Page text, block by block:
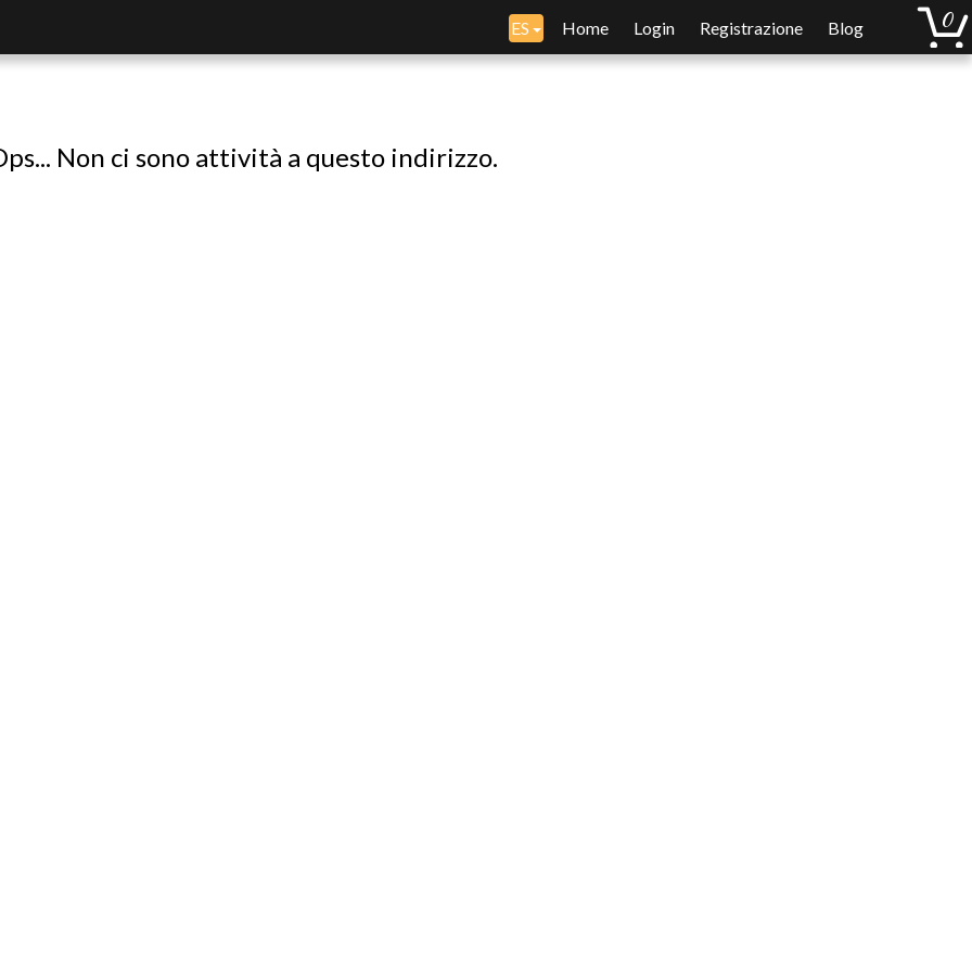
ES Home Login Registrazione Blog
Non ci sono attività a questo indirizzo.